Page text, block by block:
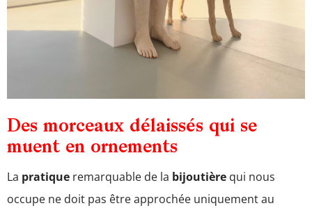
Des morceaux délaissés qui se
muent en ornements
La pratique remarquable de la bijoutière qui nous
occupe ne doit pas être approchée uniquement au